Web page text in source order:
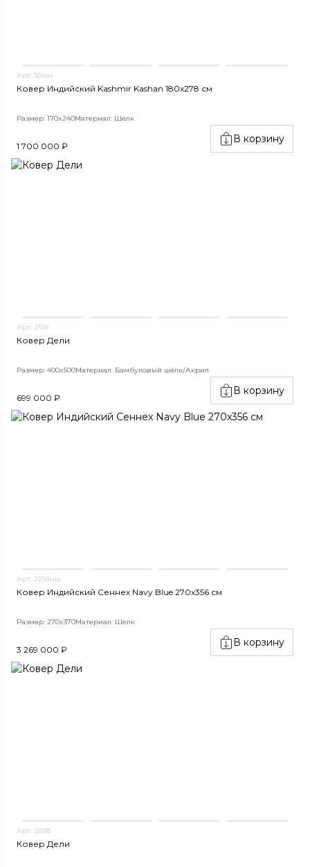
Арт. 504ат
Ковер Индийский Kashmir Kashan 180x278 см
Размер: 170x240Материал: Шёлк
1 700 000 ₽
В корзину
Арт. 2519
Ковер Дели
Размер: 400x500Материал: Бамбуковый шёлк/Акрил
699 000 ₽
В корзину
Арт. 2258нш
Ковер Индийский Сеннех Navy Blue 270x356 см
Размер: 270x370Материал: Шёлк
3 269 000 ₽
В корзину
Арт. 2028
Ковер Дели